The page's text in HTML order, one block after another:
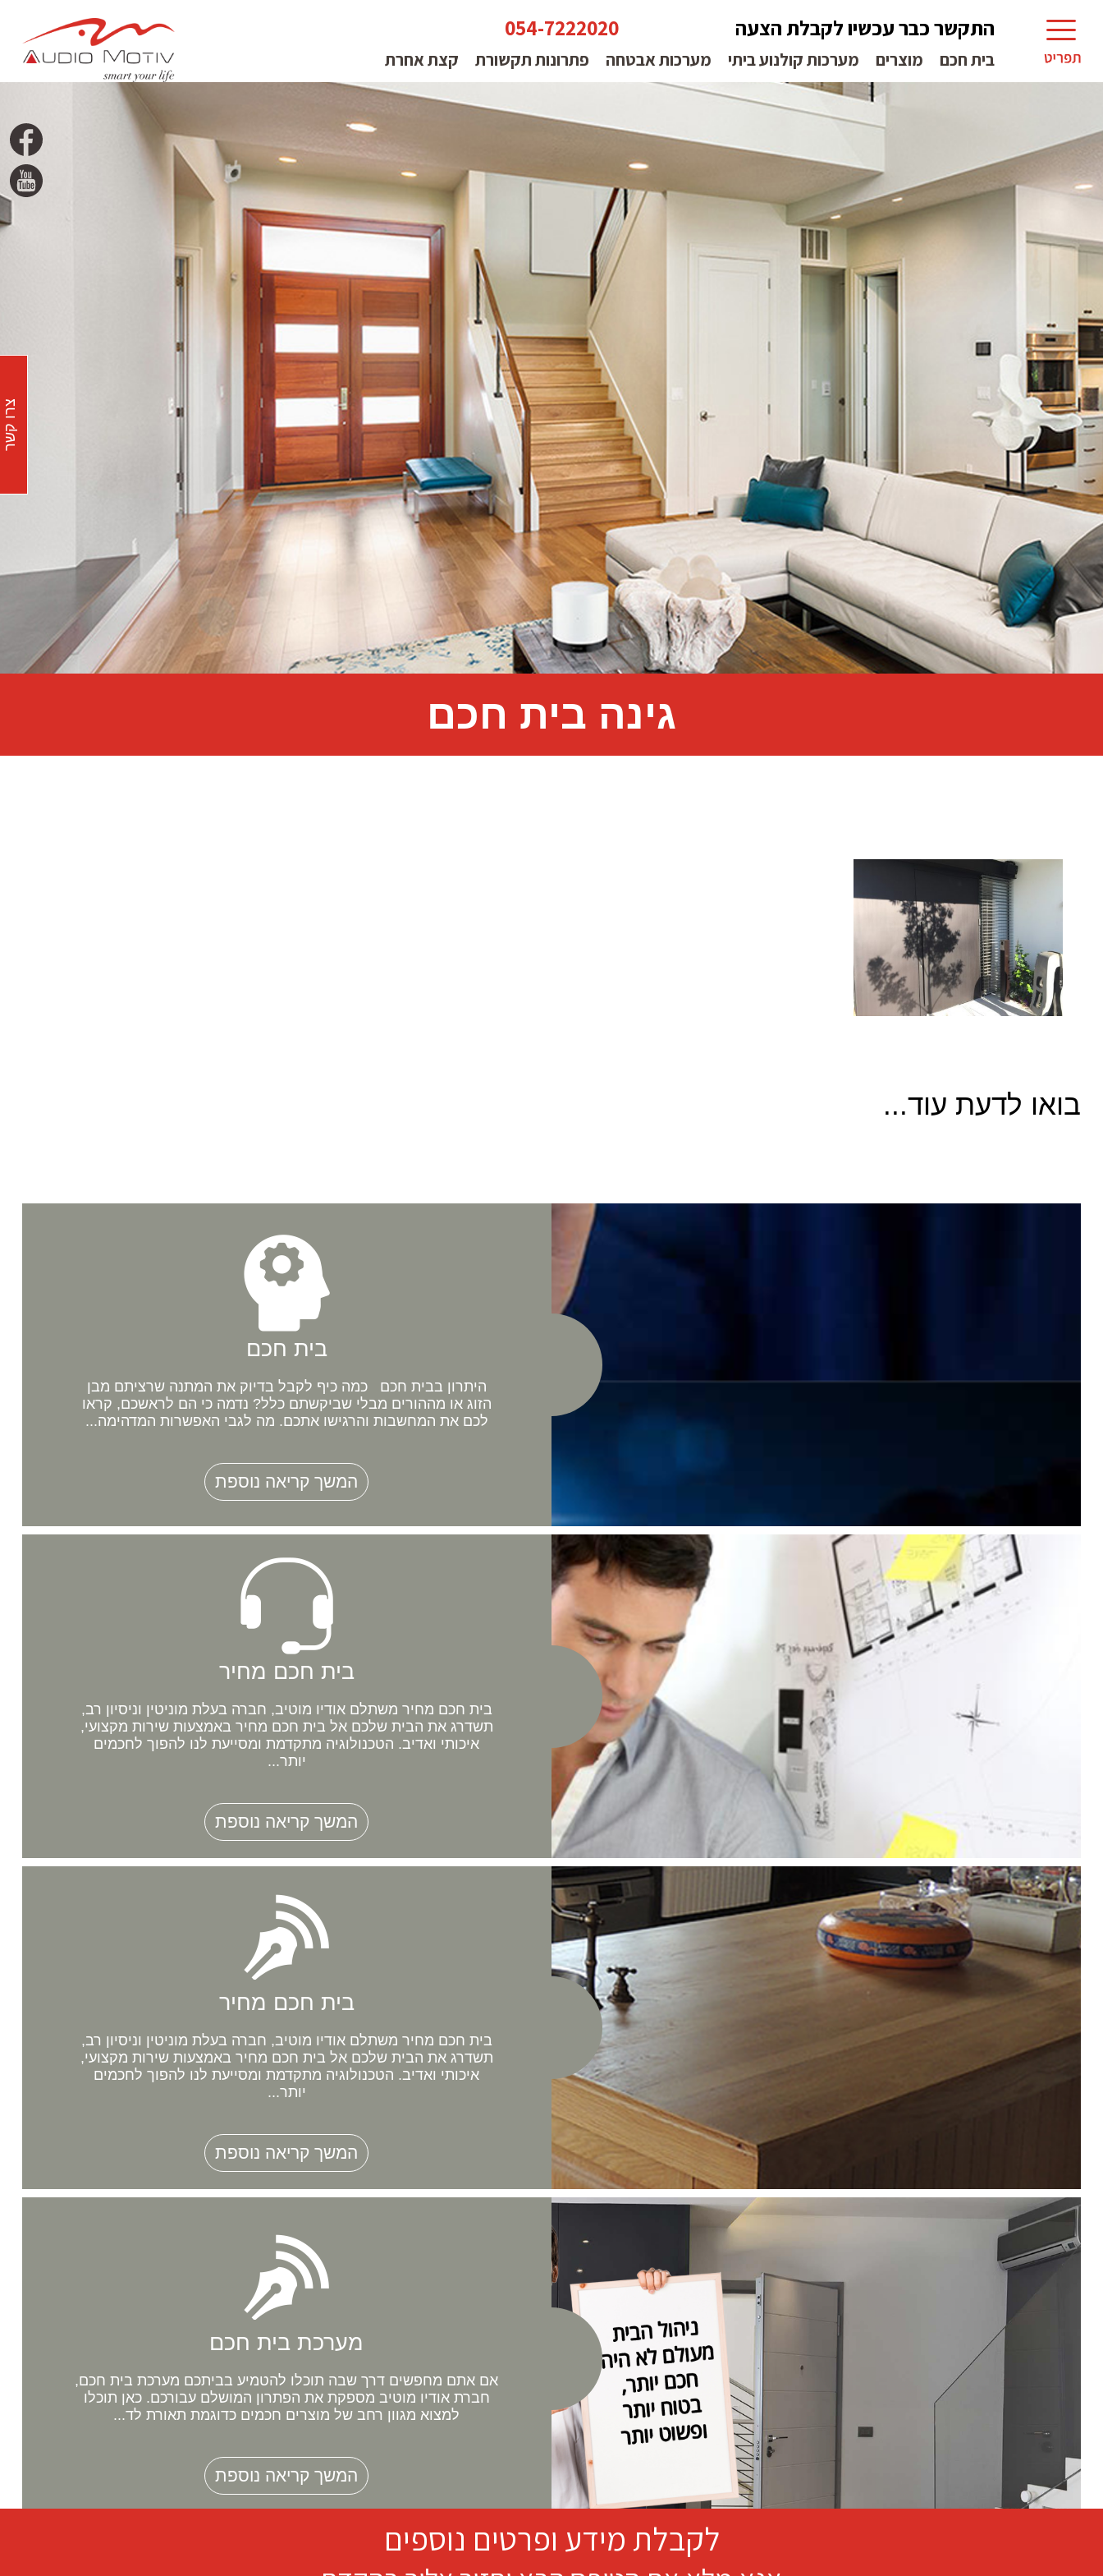
התקשר כבר עכשיו לקבלת הצעה 054-7222020
בית חכם מוצרים מערכות קולנוע ביתי מערכות אבטחה פתרונות תקשורת קצת אחרת
גינה בית חכם
בואו לדעת עוד...
בית חכם
היתרון בבית חכם כמה כיף לקבל בדיוק את המתנה שרציתם מבן
הזוג או מההורים מבלי שביקשתם כלל? נדמה כי הם לראשכם, קראו
לכם את המחשבות והרגישו אתכם. מה לגבי האפשרות המדהימה...
המשך קריאה נוספת
בית חכם מחיר
בית חכם מחיר משתלם אודיו מוטיב, חברה בעלת מוניטין וניסיון רב,
תשדרג את הבית שלכם אל בית חכם מחיר באמצעות שירות מקצועי,
איכותי ואדיב. הטכנולוגיה מתקדמת ומסייעת לנו להפוך לחכמים
יותר...
המשך קריאה נוספת
בית חכם מחיר
בית חכם מחיר משתלם אודיו מוטיב, חברה בעלת מוניטין וניסיון רב,
תשדרג את הבית שלכם אל בית חכם מחיר באמצעות שירות מקצועי,
איכותי ואדיב. הטכנולוגיה מתקדמת ומסייעת לנו להפוך לחכמים
יותר...
המשך קריאה נוספת
מערכת בית חכם
אם אתם מחפשים דרך שבה תוכלו להטמיע בביתכם מערכת בית חכם,
חברת אודיו מוטיב מספקת את הפתרון המושלם עבורכם. כאן תוכלו
למצוא מגוון רחב של מוצרים חכמים כדוגמת תאורת לד...
המשך קריאה נוספת
לקבלת מידע ופרטים נוספים
צרו קשר